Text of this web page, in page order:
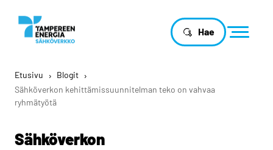
Hae
Etusivu › Blogit ›
Sähköverkon kehittämissuunnitelman teko on vahvaa
ryhmätyötä
Sähköverkon